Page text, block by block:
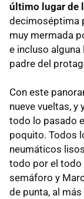
último lugar de
decimoséptima
muy mermada
e incluso alguna
padre del
Con este
nueve vueltas,
todo lo pasado
poquito. Todos
neumáticos
todo por el todo
semáforo y
de punta, al